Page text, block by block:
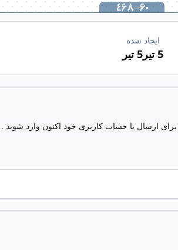
ایجاد شده
5 تیر 5 تیر
برای ارسال با حساب کاربری خود اکنون وارد شوید.